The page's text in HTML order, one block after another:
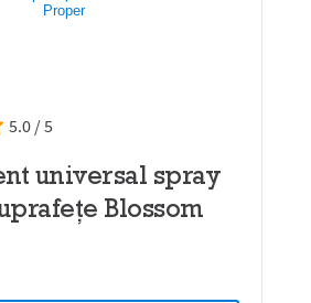
5.0
universal spray
Blossom